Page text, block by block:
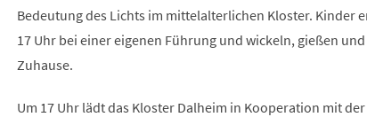
Bedeutung des Lichts im mittelalterlichen Kloster. Kinder
17 Uhr bei einer eigenen Führung und wickeln, gießen
Zuhause.
Um 17 Uhr lädt das Kloster Dalheim in Kooperation mit